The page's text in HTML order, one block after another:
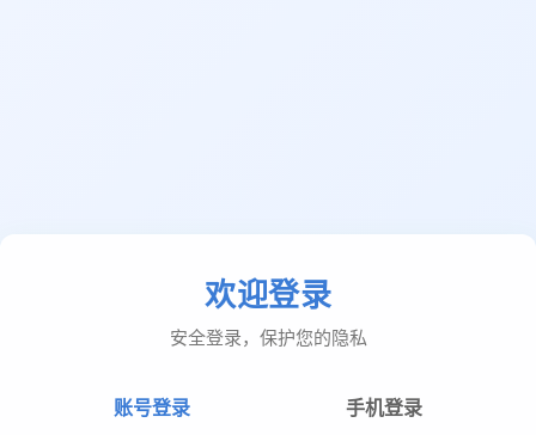
欢迎登录
安全登录，保护您的隐私
账号登录 手机登录